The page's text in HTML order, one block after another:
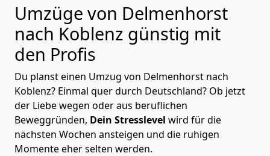
Umzüge von Delmenhorst
nach Koblenz günstig mit
den Profis
Du planst einen Umzug von Delmenhorst nach
Koblenz? Einmal quer durch Deutschland? Ob jetzt
der Liebe wegen oder aus beruflichen
Beweggründen, Dein Stresslevel wird für die
nächsten Wochen ansteigen und die ruhigen
Momente eher selten werden.